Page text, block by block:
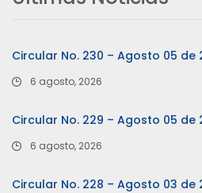
Circular No. 230 – Agosto 05 de
6 agosto, 2026
Circular No. 229 – Agosto 05 de
6 agosto, 2026
Circular No. 228 – Agosto 03 de